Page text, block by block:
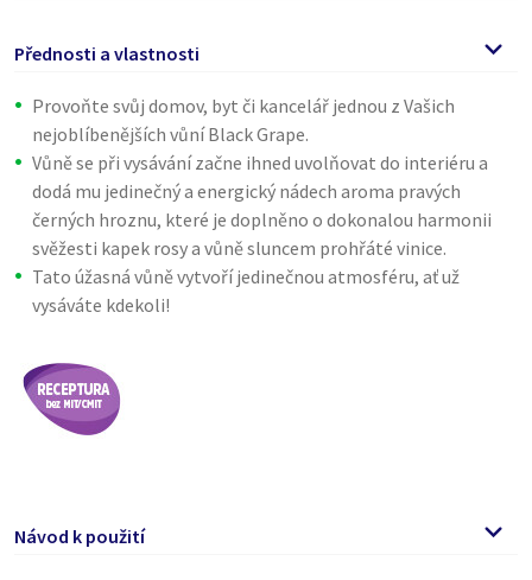
Přednosti a vlastnosti
Provoňte svůj domov, byt či kancelář jednou z Vašich
nejoblíbenějších vůní Black Grape.
Vůně se při vysávání začne ihned uvolňovat do interiéru a
dodá mu jedinečný a energický nádech aroma pravých
černých hroznu, které je doplněno o dokonalou harmonii
svěžesti kapek rosy a vůně sluncem prohřáté vinice.
Tato úžasná vůně vytvoří jedinečnou atmosféru, ať už
vysáváte kdekoli!
Návod k použití